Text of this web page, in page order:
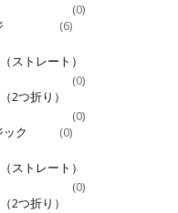
(0)
(6)
ストレート）
(0)
2つ折り）
(0)
ック
(0)
ストレート）
(0)
2つ折り）